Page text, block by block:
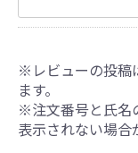
※レビューの投稿
ます。
※注文番号と氏名
表示されない場合